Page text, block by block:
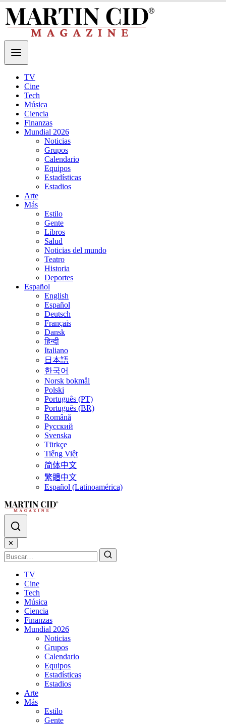
TV
Cine
Tech
Música
Ciencia
Finanzas
Mundial 2026
Noticias
Grupos
Calendario
Equipos
Estadísticas
Estadios
Arte
Más
Estilo
Gente
Libros
Salud
Noticias del mundo
Teatro
Historia
Deportes
Español
English
Español
Deutsch
Français
Dansk
हिन्दी
Italiano
日本語
한국어
Norsk bokmål
Polski
Português (PT)
Português (BR)
Română
Русский
Svenska
Türkçe
Tiếng Việt
简体中文
繁體中文
Español (Latinoamérica)
✕
TV
Cine
Tech
Música
Ciencia
Finanzas
Mundial 2026
Noticias
Grupos
Calendario
Equipos
Estadísticas
Estadios
Arte
Más
Estilo
Gente